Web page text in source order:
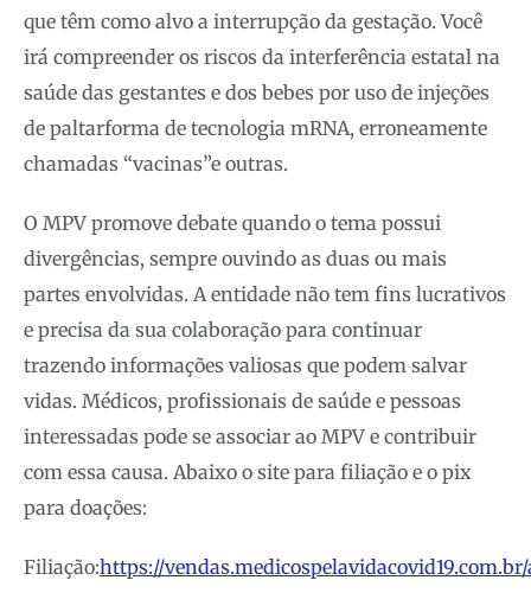
que têm como alvo a interrupção da gestação. Você
irá compreender os riscos da interferência estatal na
saúde das gestantes e dos bebes por uso de injeções
de paltarforma de tecnologia mRNA, erroneamente
chamadas “vacinas”e outras.
O MPV promove debate quando o tema possui
divergências, sempre ouvindo as duas ou mais
partes envolvidas. A entidade não tem fins lucrativos
e precisa da sua colaboração para continuar
trazendo informações valiosas que podem salvar
vidas. Médicos, profissionais de saúde e pessoas
interessadas pode se associar ao MPV e contribuir
com essa causa. Abaixo o site para filiação e o pix
para doações:
Filiação:https://vendas.medicospelavidacovid19.com.br/